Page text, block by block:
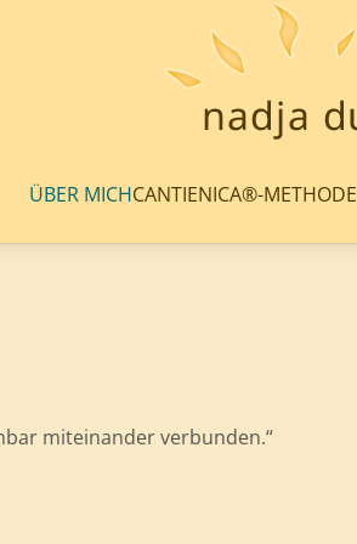
ÜBER MICHCANTIENICA®-METHODE
miteinander verbunden.“